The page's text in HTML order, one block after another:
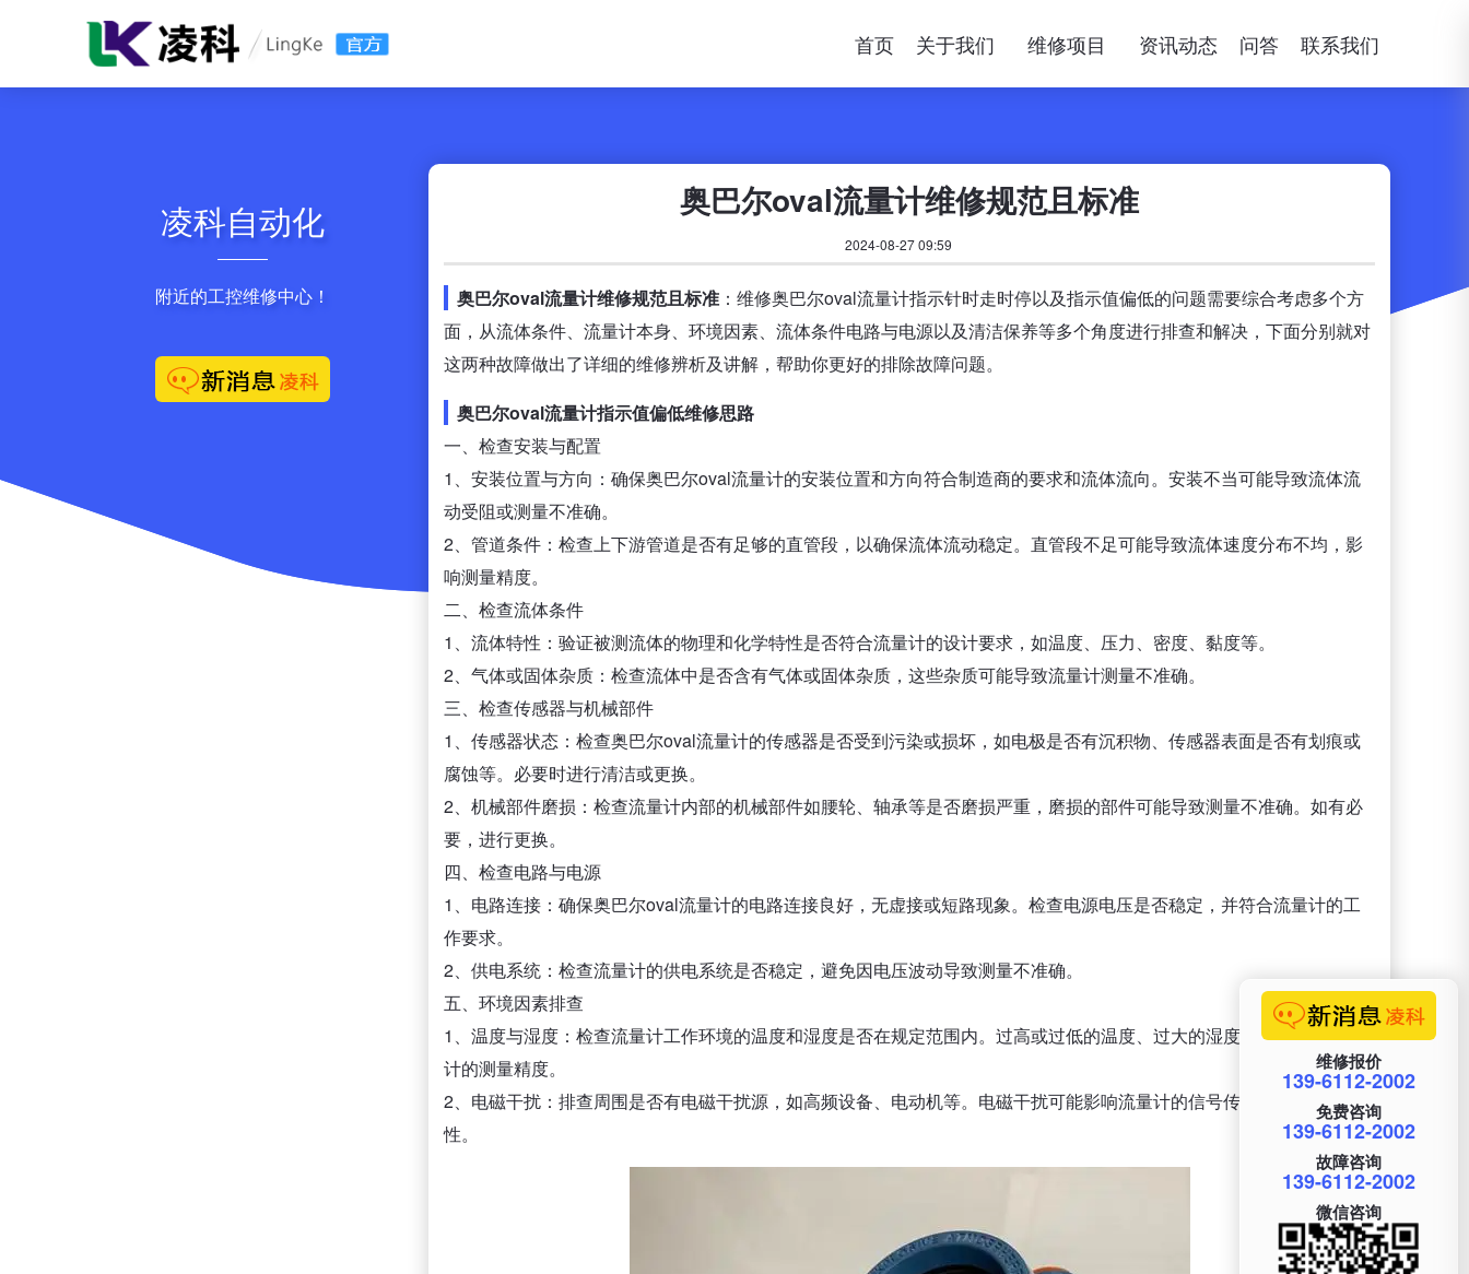
首页 关于我们 维修项目 资讯动态 问答 联系我们
凌科自动化
附近的工控维修中心！
奥巴尔oval流量计维修规范且标准
2024-08-27 09:59
奥巴尔oval流量计维修规范且标准 ：维修奥巴尔oval流量计指示针时走时停以及指示值偏低的问题需要综合考虑多个方
面，从流体条件、流量计本身、环境因素、流体条件电路与电源以及清洁保养等多个角度进行排查和解决，下面分别就对
这两种故障做出了详细的维修辨析及讲解，帮助你更好的排除故障问题。
奥巴尔oval流量计指示值偏低维修思路
一、检查安装与配置
1、安装位置与方向：确保奥巴尔oval流量计的安装位置和方向符合制造商的要求和流体流向。安装不当可能导致流体流
动受阻或测量不准确。
2、管道条件：检查上下游管道是否有足够的直管段，以确保流体流动稳定。直管段不足可能导致流体速度分布不均，影
响测量精度。
二、检查流体条件
1、流体特性：验证被测流体的物理和化学特性是否符合流量计的设计要求，如温度、压力、密度、黏度等。
2、气体或固体杂质：检查流体中是否含有气体或固体杂质，这些杂质可能导致流量计测量不准确。
三、检查传感器与机械部件
1、传感器状态：检查奥巴尔oval流量计的传感器是否受到污染或损坏，如电极是否有沉积物、传感器表面是否有划痕或
腐蚀等。必要时进行清洁或更换。
2、机械部件磨损：检查流量计内部的机械部件如腰轮、轴承等是否磨损严重，磨损的部件可能导致测量不准确。如有必
要，进行更换。
四、检查电路与电源
1、电路连接：确保奥巴尔oval流量计的电路连接良好，无虚接或短路现象。检查电源电压是否稳定，并符合流量计的工
作要求。
2、供电系统：检查流量计的供电系统是否稳定，避免因电压波动导致测量不准确。
五、环境因素排查
1、温度与湿度：检查流量计工作环境的温度和湿度是否在规定范围内。过高或过低的温度、过大的湿度都可能影响流量
计的测量精度。
2、电磁干扰：排查周围是否有电磁干扰源，如高频设备、电动机等。电磁干扰可能影响流量计的信号传输和测量准确
性。
维修报价
139-6112-2002
免费咨询
139-6112-2002
故障咨询
139-6112-2002
微信咨询